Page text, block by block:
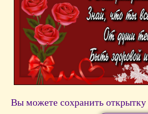
Вы можете сохранить